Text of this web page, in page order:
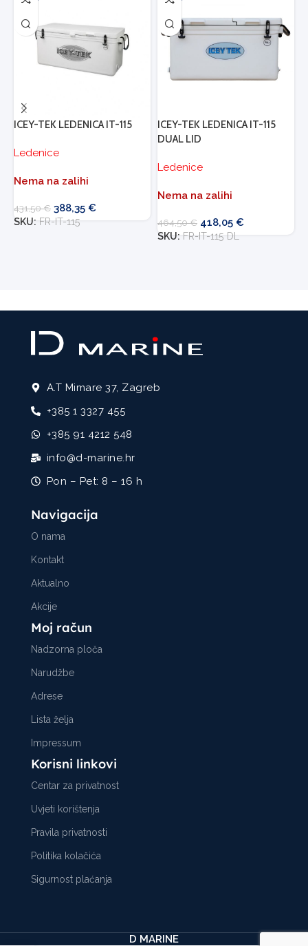
ICEY-TEK LEDENICA IT-115
Ledenice
Nema na zalihi
431,50€ 388,35 €
SKU: FR-IT-115
ICEY-TEK LEDENICA IT-115
DUAL LID
Ledenice
Nema na zalihi
464,50€ 418,05 €
SKU: FR-IT-115 DL
A.T Mimare 37, Zagreb
+385 1 3327 455
+385 91 4212 548
info@d-marine.hr
Pon – Pet: 8 – 16 h
Navigacija
O nama
Kontakt
Aktualno
Akcije
Moj račun
Nadzorna ploča
Narudžbe
Adrese
Lista želja
Impressum
Korisni linkovi
Centar za privatnost
Uvjeti korištenja
Pravila privatnosti
Politika kolačića
Sigurnost plaćanja
D MARINE